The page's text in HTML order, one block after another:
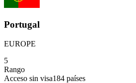
Portugal
EUROPE
5
Rango
Acceso sin visa184 países